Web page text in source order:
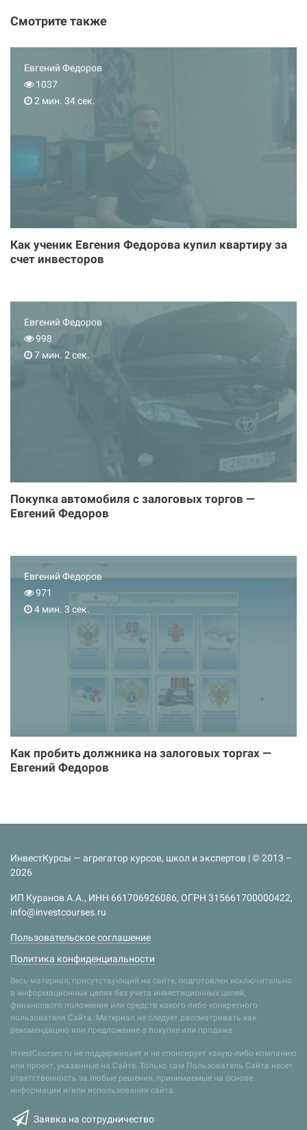
Смотрите также
Евгений Федоров
1037
2 мин. 34 сек.
Как ученик Евгения Федорова купил квартиру за
счет инвесторов
Евгений Федоров
998
7 мин. 2 сек.
Покупка автомобиля с залоговых торгов —
Евгений Федоров
Евгений Федоров
971
4 мин. 3 сек.
Как пробить должника на залоговых торгах —
Евгений Федоров
ИнвестКурсы — агрегатор курсов, школ и экспертов | © 2013 –
2026
ИП Куранов А.А., ИНН 661706926086, ОГРН 315661700000422,
info@investcourses.ru
Пользовательское соглашение
Политика конфиденциальности
Весь материал, присутствующий на сайте, подготовлен исключительно
в информационных целях без учета инвестиционных целей,
финансового положения или средств какого-либо конкретного
пользователя Сайта. Материал не следует рассматривать как
рекомендацию или предложение о покупке или продаже.
InvestCourses.ru не поддерживает и не спонсирует какую-либо компанию
или проект, указанные на Сайте. Только сам Пользователь Сайта несет
ответственность за любые решения, принимаемые на основе
информации и/или использования сайта.
Заявка на сотрудничество